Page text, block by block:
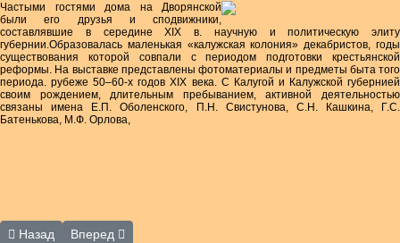
Частыми гостями дома на Дворянской
были его друзья и сподвижники,
составлявшие в середине XIX в. научную и политическую элиту
губернии.Образовалась маленькая «калужская колония» декабристов, годы
существования которой совпали с периодом подготовки крестьянской
реформы. На выставке представлены фотоматериалы и предметы быта того
периода. рубеже 50–60-х годов XIX века. С Калугой и Калужской губернией
своим рождением, длительным пребыванием, активной деятельностью
связаны имена Е.П. Оболенского, П.Н. Свистунова, С.Н. Кашкина, Г.С.
Батенькова, М.Ф. Орлова,
Предыдущий: апрель
Назад Следующий: Акция «Прочитал сам – подари другим»
Вперед